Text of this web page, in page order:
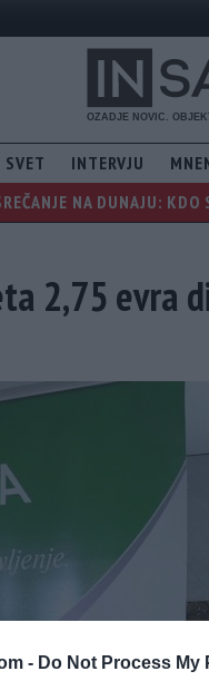
- Do Not Process
SVET INTERVJU
NA DUNAJU:
2,75 evra